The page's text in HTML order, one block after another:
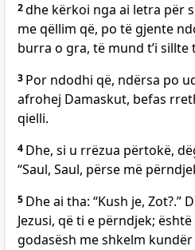
2dhe kërkoi nga ai letra për
me qëllim që, po të gjente
burra o gra, të mund t’i sillte
3 Por ndodhi që, ndërsa po
afrohej Damaskut, befas
qielli.
4 Dhe, si u rrëzua përtokë,
“Saul, Saul, përse më
5 Dhe ai tha: “Kush je, Zot?.”
Jezusi, që ti e përndjek;
godasësh me shkelm kundër